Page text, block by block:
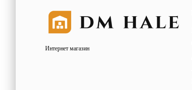
Интернет магазин